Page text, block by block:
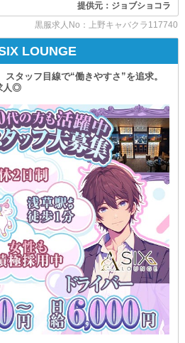
徹底しています！～…
うに使ってOK！
ません。
る
◎
ーするので
込めます◎
ているので
の方もご安心を。
めたいという方のために
ています。
るため
！
－－－－－
■
料！！】
す。
を目指したい！」
ていきます！
制、準社員制など
さい！
＞＞＞＞＞＞＞＞＞＞＞
ェラー）】
￣￣￣￣￣
います◎
に
＜＜＜＜＜＜＜＜＜＜＜
提供元：ジョブショコラ
黒服求人No：上野キャバクラ117740
LOUNGE
タッフ目線で“働きやすさ”を追求。
人◎